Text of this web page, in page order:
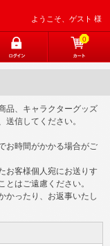
ようこそ、ゲスト 様
0
品、キャラクターグッズ
信してください。
お時間がかかる場合がご
お客様個人宛にお送りす
はご遠慮ください。
かったり、お返事いたし